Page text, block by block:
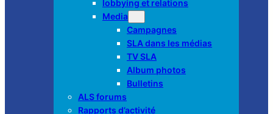
lobbying et relations
Media
Campagnes
SLA dans les médias
TV SLA
Album photos
Bulletins
ALS forums
Rapports d’activité